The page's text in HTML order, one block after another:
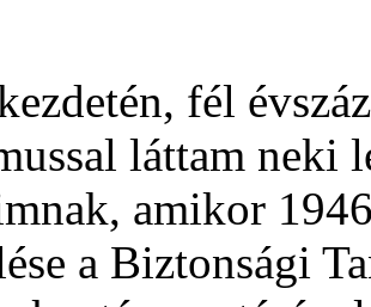
fél
láttam neki
amikor
a Biztonsági